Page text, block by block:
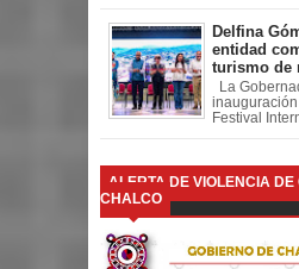
Delfina
entidad
turismo de
La
inauguración
Festival
ALERTA DE VIOLENCIA DE
CHALCO